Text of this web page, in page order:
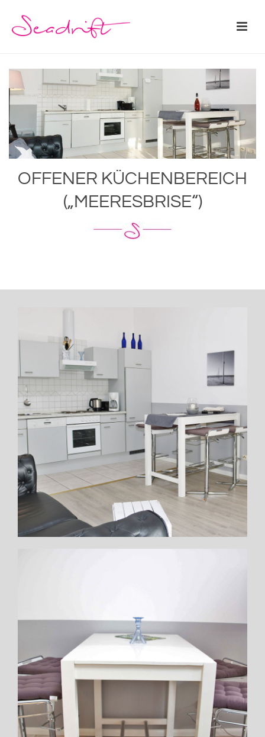
OFFENER KÜCHENBEREICH
(„MEERESBRISE“)